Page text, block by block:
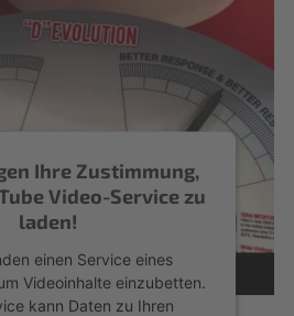
Ihre Zustimmung,
Video-Service zu
laden!
einen Service eines
Videoinhalte einzubetten.
kann Daten zu Ihren